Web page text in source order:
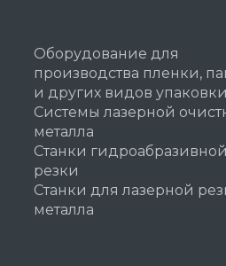
Оборудование для
производства пленки,
и других видов
Системы лазерной
металла
Станки
резки
Станки для лазерной
металла